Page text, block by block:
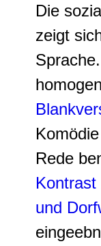
Die
zeigt
Rede
und